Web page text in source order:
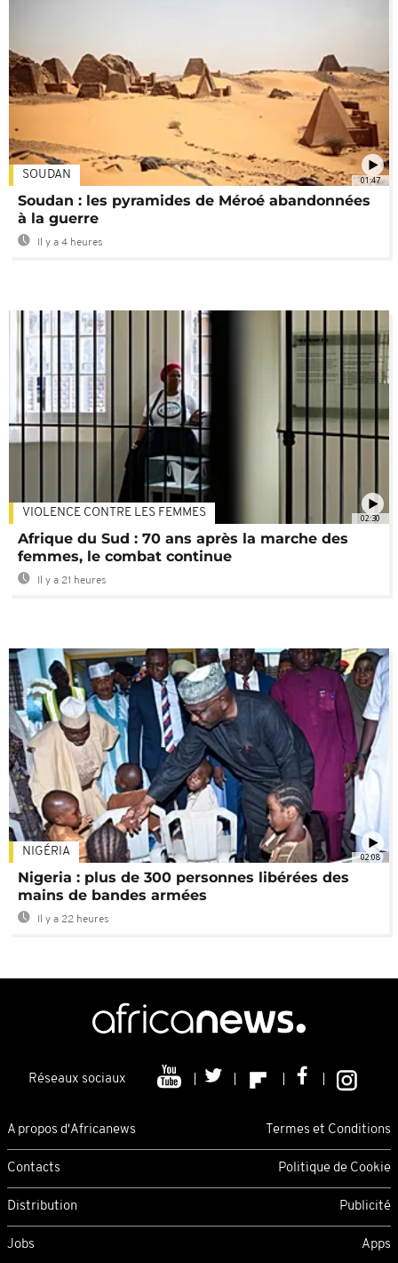
01:47
SOUDAN
Soudan : les pyramides de Méroé abandonnées
à la guerre
Il y a 4 heures
02:30
VIOLENCE CONTRE LES FEMMES
Afrique du Sud : 70 ans après la marche des
femmes, le combat continue
Il y a 21 heures
02:08
NIGÉRIA
Nigeria : plus de 300 personnes libérées des
mains de bandes armées
Il y a 22 heures
Réseaux sociaux
A propos d'Africanews Termes et Conditions
Contacts Politique de Cookie
Distribution Publicité
Jobs Apps